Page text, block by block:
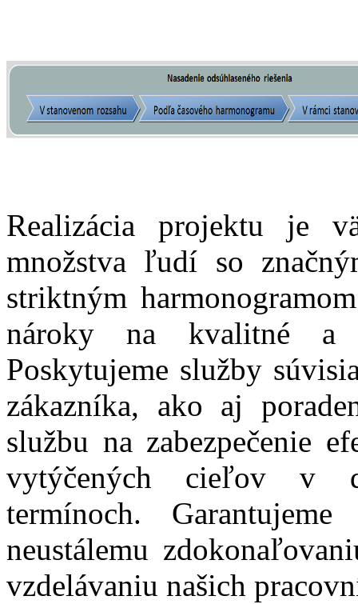
Realizácia projektu je
množstva ľudí so
striktným
nároky na kvalitné a
Poskytujeme služby
zákazníka, ako aj
službu na zabezpečenie
vytýčených cieľov v
termínoch.
neustálemu
vzdelávaniu našich